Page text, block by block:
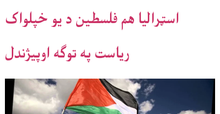
اسټرالیا هم فلسطین د یو خپلواک
ریاست په توګه اوپیژندل